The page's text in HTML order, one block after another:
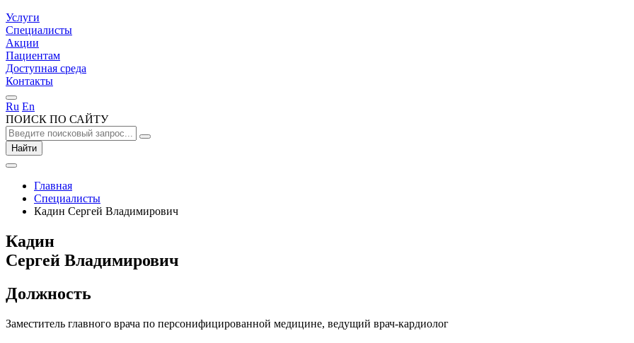
Услуги
Специалисты
Акции
Пациентам
Доступная среда
Контакты
Ru En
ПОИСК ПО САЙТУ
Найти
Главная
Специалисты
Кадин Сергей Владимирович
Кадин
Сергей Владимирович
Должность
Заместитель главного врача по персонифицированной медицине, ведущий врач-кардиолог